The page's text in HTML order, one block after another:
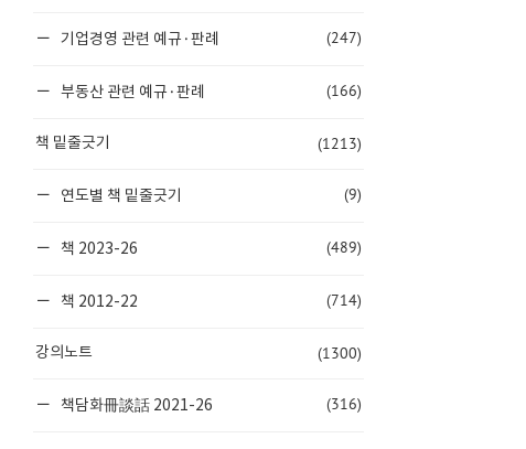
기업경영 관련 예규·판례 (247)
부동산 관련 예규·판례 (166)
책 밑줄긋기 (1213)
연도별 책 밑줄긋기 (9)
책 2023-26 (489)
책 2012-22 (714)
강의노트 (1300)
책담화冊談話 2021-26 (316)